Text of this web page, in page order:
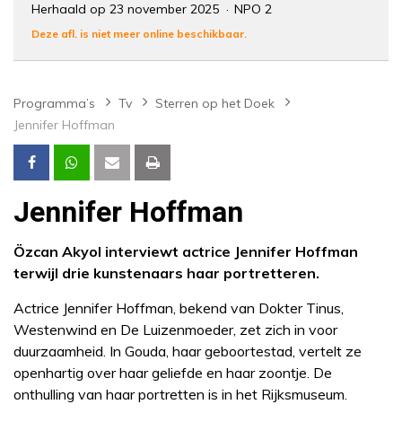
Herhaald op 23 november 2025
NPO 2
Deze afl. is niet meer online beschikbaar.
Programma’s Tv
Sterren op het Doek
Jennifer Hoffman
Jennifer Hoffman
Özcan Akyol interviewt actrice Jennifer Hoffman
terwijl drie kunstenaars haar portretteren.
Actrice Jennifer Hoffman, bekend van Dokter Tinus,
Westenwind en De Luizenmoeder, zet zich in voor
duurzaamheid. In Gouda, haar geboortestad, vertelt ze
openhartig over haar geliefde en haar zoontje. De
onthulling van haar portretten is in het Rijksmuseum.